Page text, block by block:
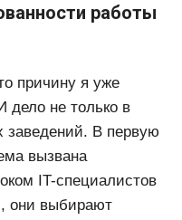
работы
причину я уже
дело не только в
заведений. В первую
вызвана
IT-специалистов
они выбирают